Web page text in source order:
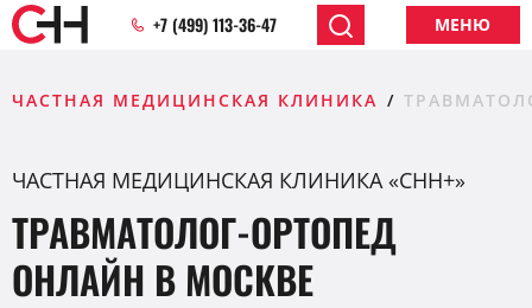
+7 (499) 113-36-47 МЕНЮ
ЧАСТНАЯ МЕДИЦИНСКАЯ КЛИНИКА
ЧАСТНАЯ МЕДИЦИНСКАЯ КЛИНИКА «CHH+»
ТРАВМАТОЛОГ-ОРТОПЕД
ОНЛАЙН В МОСКВЕ